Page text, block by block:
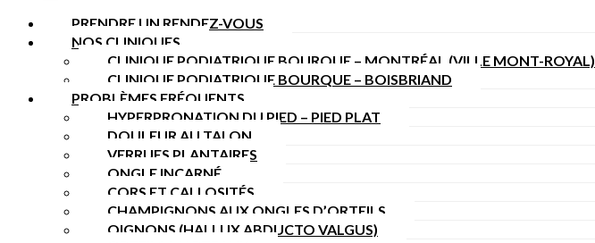
PRENDRE UN RENDEZ-VOUS
NOS CLINIQUES
CLINIQUE PODIATRIQUE BOURQUE – MONTRÉAL (VILLE MONT-ROYAL)
CLINIQUE PODIATRIQUE BOURQUE – BOISBRIAND
PROBLÈMES FRÉQUENTS
HYPERPRONATION DU PIED – PIED PLAT
DOULEUR AU TALON
VERRUES PLANTAIRES
ONGLE INCARNÉ
CORS ET CALLOSITÉS
CHAMPIGNONS AUX ONGLES D’ORTEILS
OIGNONS (HALLUX ABDUCTO VALGUS)